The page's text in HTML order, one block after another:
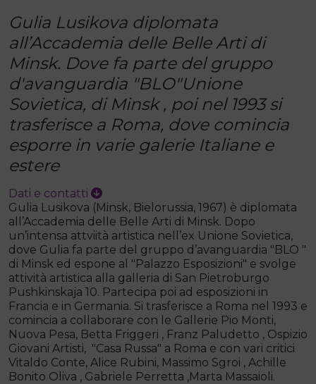
Gulia Lusikova diplomata
all’Accademia delle Belle Arti di
Minsk. Dove fa parte del gruppo
d'avanguardia "BLO"Unione
Sovietica, di Minsk , poi nel 1993 si
trasferisce a Roma, dove comincia
esporre in varie galerie Italiane e
estere
Dati e contatti
Gulia Lusikova (Minsk, Bielorussia, 1967) è diplomata
all’Accademia delle Belle Arti di Minsk. Dopo
un’intensa attviità artistica nell’ex Unione Sovietica,
dove Gulia fa parte del gruppo d’avanguardia "BLO "
di Minsk ed espone al "Palazzo Esposizioni" e svolge
attività artistica alla galleria di San Pietroburgo
Pushkinskaja 10. Partecipa poi ad esposizioni in
Francia e in Germania. Si trasferisce a Roma nel 1993 e
comincia a collaborare con le Gallerie Pio Monti,
Nuova Pesa, Betta Friggeri , Franz Paludetto , Ospizio
Giovani Artisti, "Casa Russa" a Roma e con vari critici
Vitaldo Conte, Alice Rubini, Massimo Sgroi , Achille
Bonito Oliva , Gabriele Perretta ,Marta Massaioli.